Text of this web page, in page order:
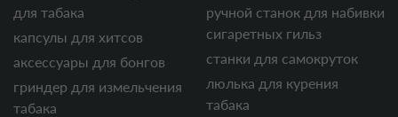
для табака
капсулы для хитсов
аксессуары для бонгов
гриндер для измельчения
табака
ручной станок для набивки
сигаретных гильз
станки для самокруток
люлька для курения
табака